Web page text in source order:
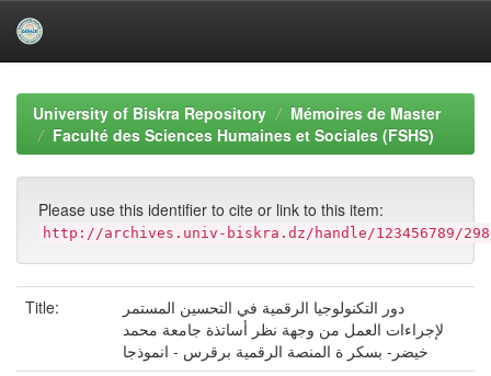
navigationUniversity of Biskra Repository
Mémoires de Master
Faculté des Sciences Humaines et Sociales (FSHS)
Please use this identifier to cite or link to this item:
http://archives.univ-biskra.dz/handle/123456789/
Title:
دور التكنولوجيا الرقمية في التحسين المستمر
لإجراءات العمل من وجهة نظر أساتذة جامعة محمد
خيضر- بسكر ة المنصة الرقمية برقرس - انموذجا